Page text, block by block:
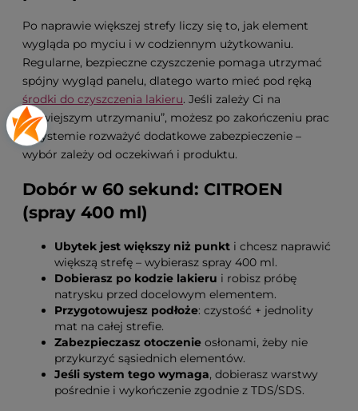
Po naprawie większej strefy liczy się to, jak element
wygląda po myciu i w codziennym użytkowaniu.
Regularne, bezpieczne czyszczenie pomaga utrzymać
spójny wygląd panelu, dlatego warto mieć pod ręką
środki do czyszczenia lakieru. Jeśli zależy Ci na
„łatwiejszym utrzymaniu”, możesz po zakończeniu prac
w systemie rozważyć dodatkowe zabezpieczenie –
wybór zależy od oczekiwań i produktu.
Dobór w 60 sekund: CITROEN
(spray 400 ml)
Ubytek jest większy niż punkt i chcesz naprawić
większą strefę – wybierasz spray 400 ml.
Dobierasz po kodzie lakieru i robisz próbę
natrysku przed docelowym elementem.
Przygotowujesz podłoże: czystość + jednolity
mat na całej strefie.
Zabezpieczasz otoczenie osłonami, żeby nie
przykurzyć sąsiednich elementów.
Jeśli system tego wymaga, dobierasz warstwy
pośrednie i wykończenie zgodnie z TDS/SDS.